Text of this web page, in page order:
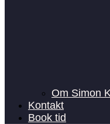
Om Simon
Kontakt
Book tid